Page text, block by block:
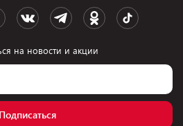
на новости и акции
Подписаться